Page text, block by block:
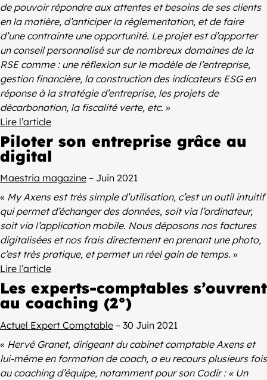
de pouvoir répondre aux attentes et besoins de ses clients
en la matière, d’anticiper la réglementation, et de faire
d’une contrainte une opportunité. Le projet est d’apporter
un conseil personnalisé sur de nombreux domaines de la
RSE comme : une réflexion sur le modèle de l’entreprise,
gestion financière, la construction des indicateurs ESG en
réponse à la stratégie d’entreprise, les projets de
décarbonation, la fiscalité verte, etc. »
Lire l’article
Piloter son entreprise grâce au
digital
Maestria magazine – Juin 2021
« My Axens est très simple d’utilisation, c’est un outil intuitif
qui permet d’échanger des données, soit via l’ordinateur,
soit via l’application mobile. Nous déposons nos factures
digitalisées et nos frais directement en prenant une photo,
c’est très pratique, et permet un réel gain de temps. »
Lire l’article
Les experts-comptables s’ouvrent
au coaching (2°)
Actuel Expert Comptable – 30 Juin 2021
« Hervé Granet, dirigeant du cabinet comptable Axens et
lui-même en formation de coach, a eu recours plusieurs fois
au coaching d’équipe, notamment pour son Codir : « Un